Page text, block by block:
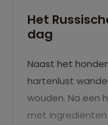
Het
dag
Naast het
hartenlust
wouden. Na een
met